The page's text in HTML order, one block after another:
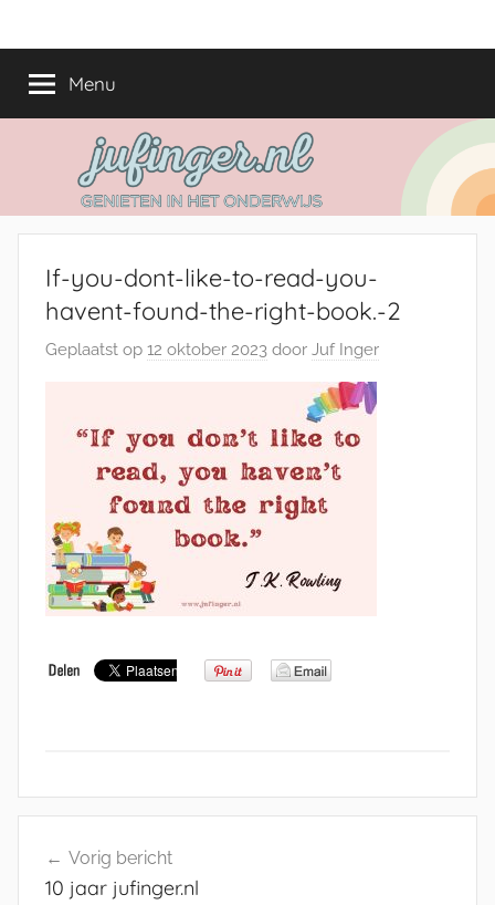
naarjufinger.nl
het
onderwijs
Menu
If-you-dont-like-to-read-you-
havent-found-the-right-book.-2
Geplaatst op 12 oktober 2023 door Juf Inger
navigatie
Vorig bericht
10 jaar jufinger.nl